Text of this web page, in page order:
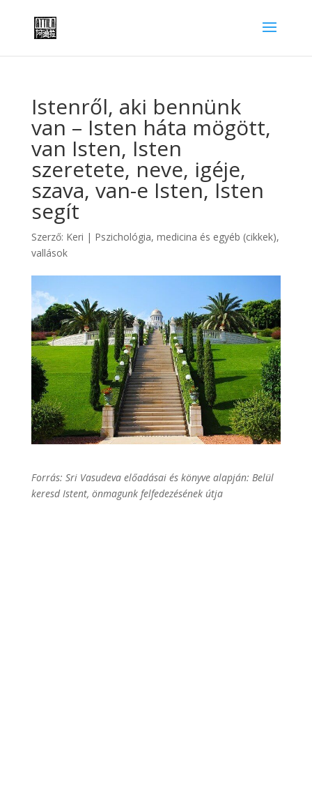
Istenről, aki bennünk
van – Isten háta mögött,
van Isten, Isten
szeretete, neve, igéje,
szava, van-e Isten, Isten
segít
Szerző: Keri | Pszichológia, medicina és egyéb (cikkek),
vallások
Forrás: Sri Vasudeva előadásai és könyve alapján: Belül
keresd Istent, önmagunk felfedezésének útja